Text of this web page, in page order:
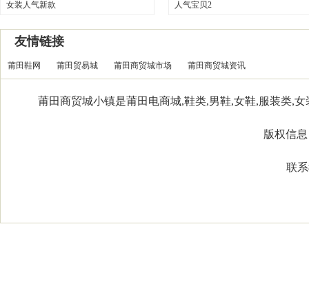
女装人气新款 人气宝贝2
友情链接
莆田鞋网 莆田贸易城 莆田商贸城市场 莆田商贸城资讯
莆田商贸城小镇是莆田电商城,鞋类,男鞋,女鞋,服装类,
版权信息
联